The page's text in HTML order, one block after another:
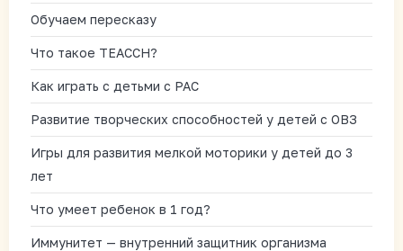
Обучаем пересказу
Что такое TEACCH?
Как играть с детьми с РАС
Развитие творческих способностей у детей с ОВЗ
Игры для развития мелкой моторики у детей до 3
лет
Что умеет ребенок в 1 год?
Иммунитет — внутренний защитник организма